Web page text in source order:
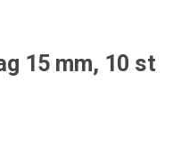
15 mm, 10 st